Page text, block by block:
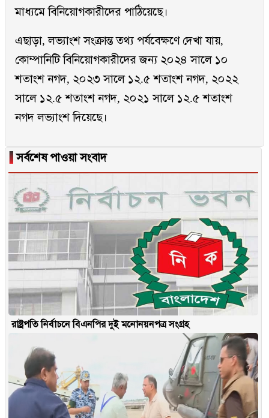
মাধ্যমে বিনিয়োগকারীদের পাঠিয়েছে।
এছাড়া, লভ্যাংশ সংক্রান্ত তথ্য পর্যবেক্ষণে দেখা যায়,
কোম্পানিটি বিনিয়োগকারীদের জন্য ২০২৪ সালে ১০
শতাংশ নগদ, ২০২৩ সালে ১২.৫ শতাংশ নগদ, ২০২২
সালে ১২.৫ শতাংশ নগদ, ২০২১ সালে ১২.৫ শতাংশ
নগদ লভ্যাংশ দিয়েছে।
▐সর্বশেষ পাওয়া সংবাদ
রাষ্ট্রপতি নির্বাচনে বিএনপির দুই মনোনয়নপত্র সংগ্রহ